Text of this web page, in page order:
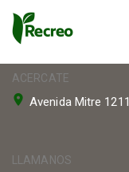
ACERCATE
Avenida Mitre 1211
LLAMANOS